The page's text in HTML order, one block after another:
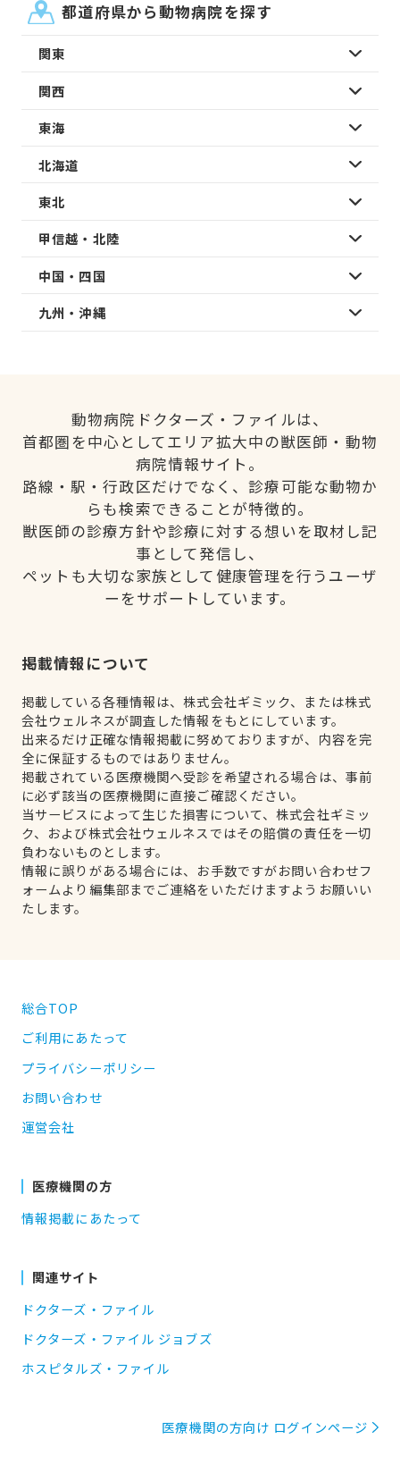
都道府県から動物病院を探す
関東
関西
東海
北海道
東北
甲信越・北陸
中国・四国
九州・沖縄
動物病院ドクターズ・ファイルは、
首都圏を中心としてエリア拡大中の獣医師・動物
病院情報サイト。
路線・駅・行政区だけでなく、診療可能な動物か
らも検索できることが特徴的。
獣医師の診療方針や診療に対する想いを取材し記
事として発信し、
ペットも大切な家族として健康管理を行うユーザ
ーをサポートしています。
掲載情報について
掲載している各種情報は、株式会社ギミック、または株式
会社ウェルネスが調査した情報をもとにしています。
出来るだけ正確な情報掲載に努めておりますが、内容を完
全に保証するものではありません。
掲載されている医療機関へ受診を希望される場合は、事前
に必ず該当の医療機関に直接ご確認ください。
当サービスによって生じた損害について、株式会社ギミッ
ク、および株式会社ウェルネスではその賠償の責任を一切
負わないものとします。
情報に誤りがある場合には、お手数ですがお問い合わせフ
ォームより編集部までご連絡をいただけますようお願いい
たします。
総合TOP
ご利用にあたって
プライバシーポリシー
お問い合わせ
運営会社
医療機関の方
情報掲載にあたって
関連サイト
ドクターズ・ファイル
ドクターズ・ファイル ジョブズ
ホスピタルズ・ファイル
医療機関の方向け ログインページ